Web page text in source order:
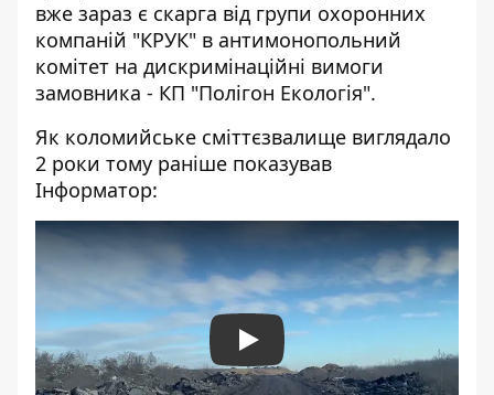
вже зараз є скарга від групи охоронних
компаній "КРУК" в антимонопольний
комітет на дискримінаційні вимоги
замовника - КП "Полігон Екологія".
Як коломийське сміттєзвалище виглядало
2 роки тому раніше показував
Інформатор:
Play